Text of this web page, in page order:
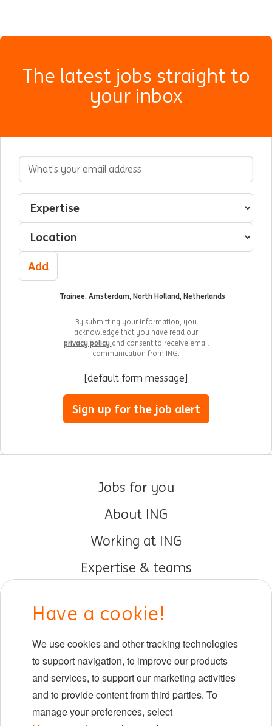
The latest jobs straight to
your inbox
Email Address
Interested In
Select an expertise
Select a location
Add
Trainee, Amsterdam, North Holland, Netherlands
By submitting your information, you
acknowledge that you have read our
privacy policy and consent to receive email
communication from ING.
[default form message]
Sign up for the job alert
Jobs for you
About ING
Working at ING
Expertise & teams
DIB at ING
Locations
Events
Have a cookie!
We use cookies and other tracking technologies
to support navigation, to improve our products
and services, to support our marketing activities
and to provide content from third parties. To
manage your preferences, select